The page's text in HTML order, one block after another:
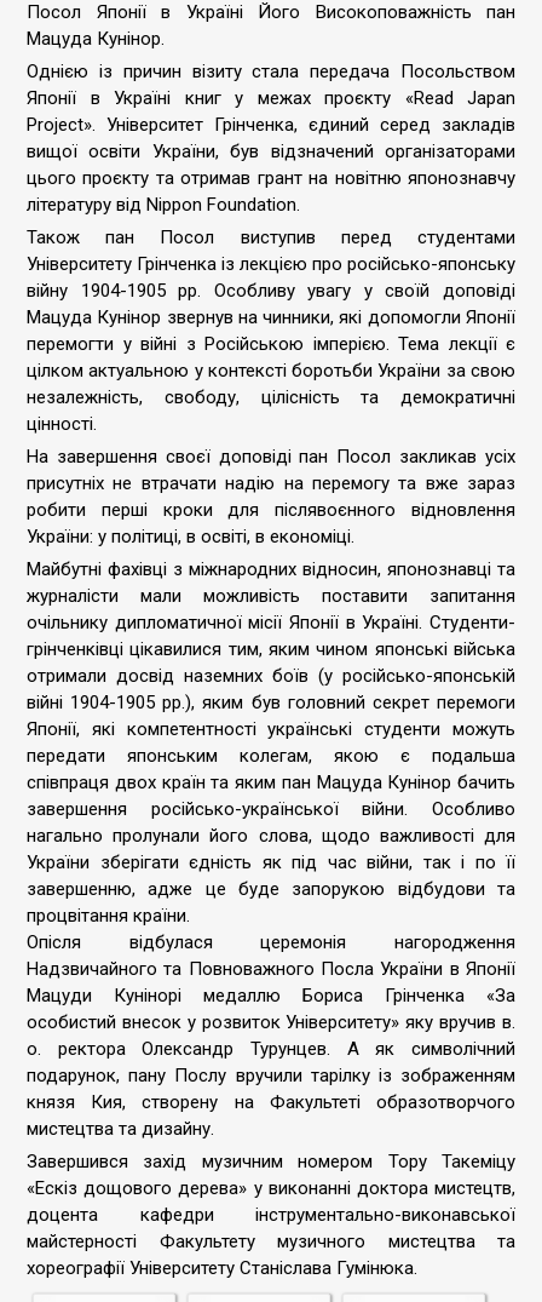
Посол Японії в Україні Його Високоповажність пан
Мацуда Кунінор.
Однією із причин візиту стала передача Посольством
Японії в Україні книг у межах проєкту «Read Japan
Project». Університет Грінченка, єдиний серед закладів
вищої освіти України, був відзначений організаторами
цього проєкту та отримав грант на новітню японознавчу
літературу від Nippon Foundation.
Також пан Посол виступив перед студентами
Університету Грінченка із лекцією про російсько-японську
війну 1904-1905 рр. Особливу увагу у своїй доповіді
Мацуда Кунінор звернув на чинники, які допомогли Японії
перемогти у війні з Російською імперією. Тема лекції є
цілком актуальною у контексті боротьби України за свою
незалежність, свободу, цілісність та демократичні
цінності.
На завершення своєї доповіді пан Посол закликав усіх
присутніх не втрачати надію на перемогу та вже зараз
робити перші кроки для післявоєнного відновлення
України: у політиці, в освіті, в економіці.
Майбутні фахівці з міжнародних відносин, японознавці та
журналісти мали можливість поставити запитання
очільнику дипломатичної місії Японії в Україні. Студенти-
грінченківці цікавилися тим, яким чином японські війська
отримали досвід наземних боїв (у російсько-японській
війні 1904-1905 рр.), яким був головний секрет перемоги
Японії, які компетентності українські студенти можуть
передати японським колегам, якою є подальша
співпраця двох країн та яким пан Мацуда Кунінор бачить
завершення російсько-української війни. Особливо
нагально пролунали його слова, щодо важливості для
України зберігати єдність як під час війни, так і по її
завершенню, адже це буде запорукою відбудови та
процвітання країни.
Опісля відбулася церемонія нагородження
Надзвичайного та Повноважного Посла України в Японії
Мацуди Кунінорі медаллю Бориса Грінченка «За
особистий внесок у розвиток Університету» яку вручив в.
о. ректора Олександр Турунцев. А як символічний
подарунок, пану Послу вручили тарілку із зображенням
князя Кия, створену на Факультеті образотворчого
мистецтва та дизайну.
Завершився захід музичним номером Тору Такеміцу
«Ескіз дощового дерева» у виконанні доктора мистецтв,
доцента кафедри інструментально-виконавської
майстерності Факультету музичного мистецтва та
хореографії Університету Станіслава Гумінюка.